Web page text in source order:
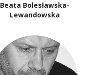
Beata Bolesławska-
Lewandowska